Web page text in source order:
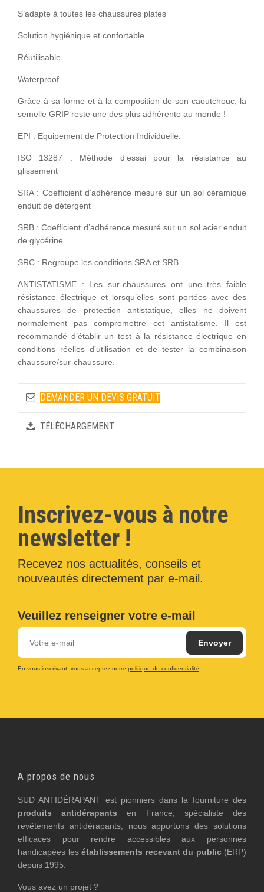
S’adapte à toutes les chaussures plates
Solution hygiénique et confortable
Réutilisable
Waterproof
Grâce à sa forme et à la composition de son caoutchouc, la
semelle GRIP reste une des plus adhérente au monde !
EPI : Equipement de Protection Individuelle.
ISO 13287 : Méthode d’essai pour la résistance au
glissement
SRA : Coefficient d’adhérence mesuré sur un sol céramique
enduit de détergent
SRB : Coefficient d’adhérence mesuré sur un sol acier enduit
de glycérine
SRC : Regroupe les conditions SRA et SRB
ANTISTATISME : Les sur-chaussures ont une très faible
résistance électrique et lorsqu’elles sont portées avec des
chaussures de protection antistatique, elles ne doivent
normalement pas compromettre cet antistatisme. Il est
recommandé d’établir un test à la résistance électrique en
conditions réelles d’utilisation et de tester la combinaison
chaussure/sur-chaussure.
DEMANDER UN DEVIS GRATUIT
TÉLÉCHARGEMENT
Inscrivez-vous à notre
newsletter !
Recevez nos actualités, conseils et
nouveautés directement par e-mail.
Veuillez renseigner votre e-mail
En vous inscrivant, vous acceptez notre politique de confidentialité
A propos de nous
SUD ANTIDÉRAPANT est pionniers dans la fourniture des
produits antidérapants en France, spécialiste des
revêtements antidérapants, nous apportons des solutions
efficaces pour rendre accessibles aux personnes
handicapées les établissements recevant du public(ERP)
depuis 1995.
Vous avez un projet ?